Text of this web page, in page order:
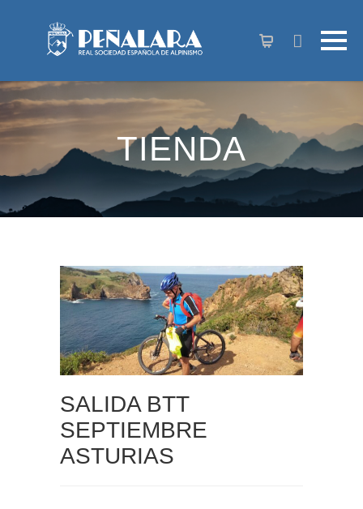
TIENDA
SALIDA BTT
SEPTIEMBRE
ASTURIAS